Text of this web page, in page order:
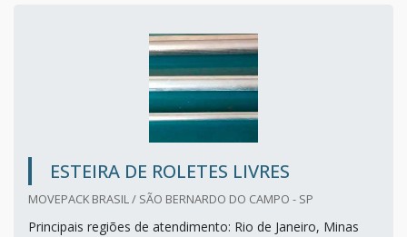
ESTEIRA DE ROLETES LIVRES
MOVEPACK BRASIL / SÃO BERNARDO DO CAMPO - SP
Principais regiões de atendimento: Rio de Janeiro, Minas